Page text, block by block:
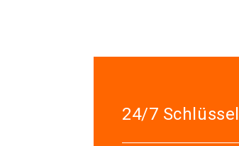
24/7